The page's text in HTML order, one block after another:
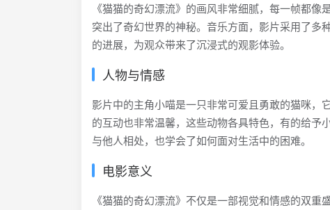
《猫猫的奇幻漂流》的画风非常细腻，每一帧都
突出了奇幻世界的神秘。音乐方面，影片采用了多
的进展，为观众带来了沉浸式的观影体验。
人物与情感
影片中的主角小喵是一只非常可爱且勇敢的猫咪，
的互动也非常温馨，这些动物各具特色，有的给
与他人相处，也学会了如何面对生活中的困难。
电影意义
《猫猫的奇幻漂流》不仅是一部视觉和情感的双重